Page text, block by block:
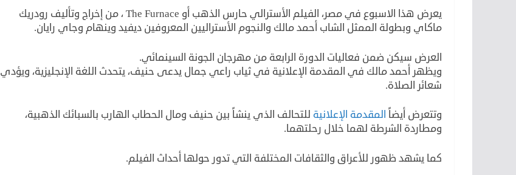
يعرض هذا الاسبوع في مصر، الفيلم الأسترالي حارس الذهب أو The Furnace ، من إخراج وتأليف رودريك
ماكاي وبطولة الممثل الشاب أحمد مالك والنجوم الأستراليين المعروفين ديفيد وينهام وجاي رايان.
العرض سيكن ضمن فعاليات الدورة الرابعة من مهرجان الجونة السينمائي.
ويظهر أحمد مالك في المقدمة الإعلانية في ثياب راعي جمال يدعى حنيف، يتحدث اللغة الإنجليزية، ويؤدي
شعائر الصلاة.
وتتعرض أيضاً المقدمة الإعلانية للتحالف الذي ينشاً بين حنيف ومال الحطاب الهارب بالسبائك الذهبية،
ومطاردة الشرطة لهما خلال رحلتهما.
كما يشهد ظهور للأعراق والثقافات المختلفة التي تدور حولها أحداث الفيلم.